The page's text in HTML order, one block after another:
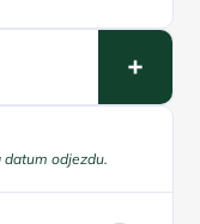
odjezdu.